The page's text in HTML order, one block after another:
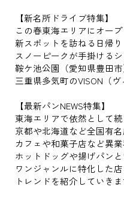
【新名所ドライブ特集】
この春東海エリアにオー
新スポットを訪ねる日帰
スノーピークが手掛ける
鞍ケ池公園（愛知県豊田市
三重県多気町のVISON（
【最新パンNEWS特集】
東海エリアで依然として続
京都や北海道など全国有名
カフェや和菓子店など異業
ホットドッグや揚げパン
ワンジャンルに特化した店
トレンドを紹介していきま